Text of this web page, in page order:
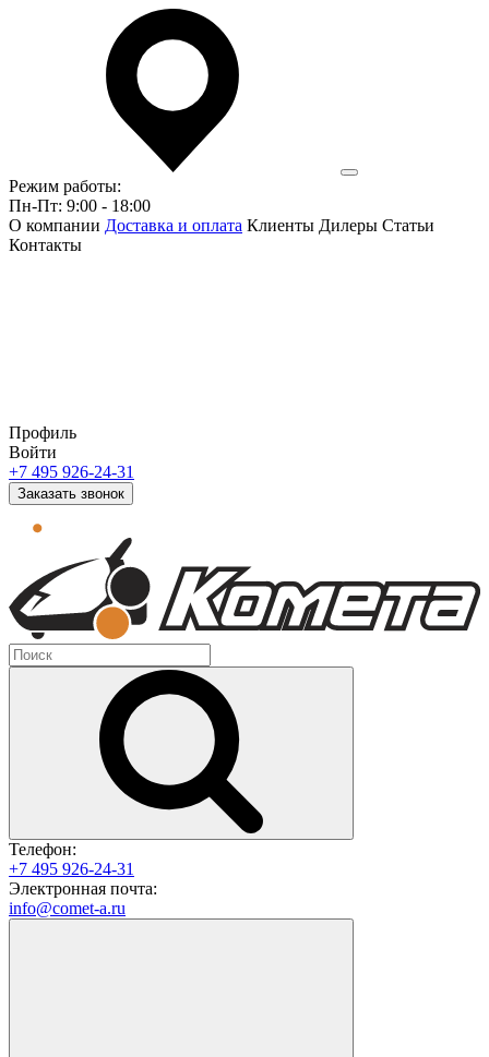
Режим работы:
Пн-Пт: 9:00 - 18:00
О компании Доставка и оплата Клиенты Дилеры Статьи
Контакты
Профиль
Войти
+7 495 926-24-31
Заказать звонок
Телефон:
+7 495 926-24-31
Электронная почта:
info@comet-a.ru